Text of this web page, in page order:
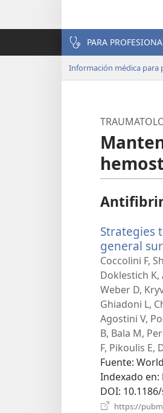
PARA
Información médica para
Strategies
general
Coccolini F,
Doklestich K,
Weber D,
Ghiadoni L,
Agostini V,
B, Bala M,
F, Pikoulis E,
Fuente‎:
Indexado en‎:
DOI‎:
https://